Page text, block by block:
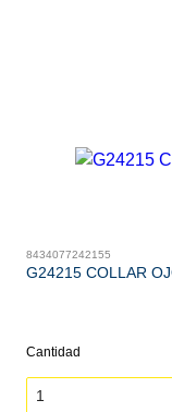
8434077242155
G24215 COLLAR
Cantidad